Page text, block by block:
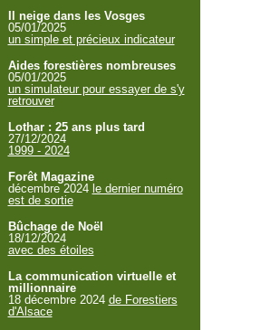
Il neige dans les Vosges
05/01/2025
un simple et précieux indicateur
Aides forestières nombreuses
05/01/2025
un simulateur pour essayer de s'y
retrouver
Lothar : 25 ans plus tard
27/12/2024
1999 - 2024
Forêt Magazine
décembre 2024 le dernier numéro
est de sortie
Bûchage de Noël
18/12/2024
avec des étoiles
La communication virtuelle et
millionnaire
18 décembre 2024 de Forestiers
d'Alsace